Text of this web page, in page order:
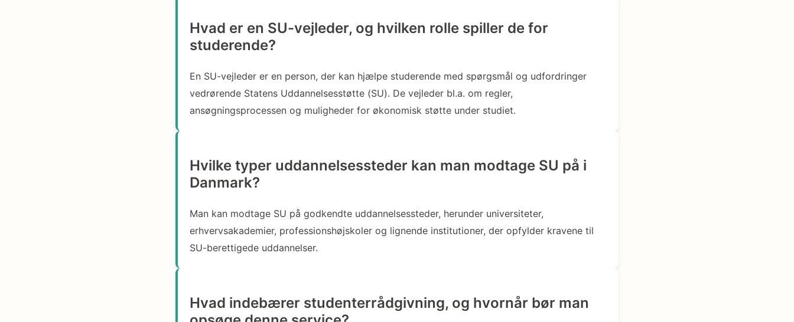
Hvad er en SU-vejleder, og hvilken rolle spiller de for
studerende?
En SU-vejleder er en person, der kan hjælpe studerende med spørgsmål og udfordringer
vedrørende Statens Uddannelsesstøtte (SU). De vejleder bl.a. om regler,
ansøgningsprocessen og muligheder for økonomisk støtte under studiet.
Hvilke typer uddannelsessteder kan man modtage SU på i
Danmark?
Man kan modtage SU på godkendte uddannelsessteder, herunder universiteter,
erhvervsakademier, professionshøjskoler og lignende institutioner, der opfylder kravene til
SU-berettigede uddannelser.
Hvad indebærer studenterrådgivning, og hvornår bør man